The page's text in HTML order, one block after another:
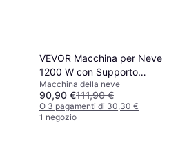
VEVOR Macchina per Neve
1200 W con Supporto
Regolabile
Macchina della neve
90,90 €111,90 €
O 3 pagamenti di 30,30 €
1 negozio